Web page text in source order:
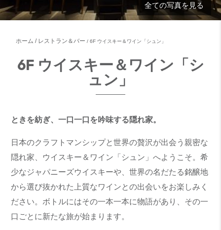
全ての写真を見る
ホーム レストラン＆バー 6F ウイスキー＆ワイン「シュン」
6F ウイスキー＆ワイン「シ
ュン」
ときを紡ぎ、一口一口を吟味する隠れ家。
日本のクラフトマンシップと世界の贅沢が出会う親密な
隠れ家、ウイスキー＆ワイン「シュン」へようこそ。希
少なジャパニーズウイスキーや、世界の名だたる銘醸地
から選び抜かれた上質なワインとの出会いをお楽しみく
ださい。ボトルにはその一本一本に物語があり、その一
口ごとに新たな旅が始まります。